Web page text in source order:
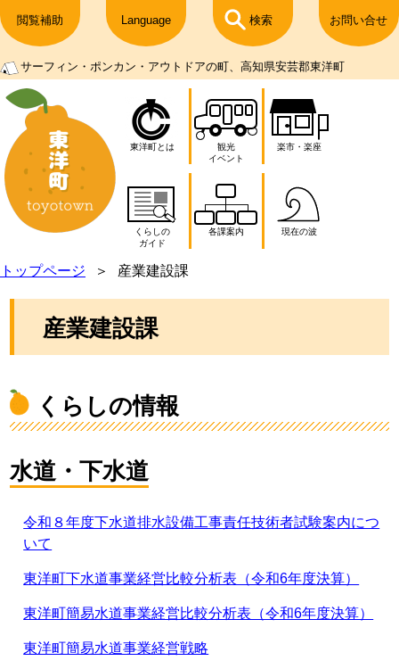
閲覧補助 Language 検索 お問い合せ
サーフィン・ポンカン・アウトドアの町、高知県安芸郡東洋町
東洋町とは
観光
イベント
楽市・楽座
くらしの
ガイド
各課案内 現在の波
トップページ 産業建設課
産業建設課
くらしの情報
水道・下水道
令和８年度下水道排水設備工事責任技術者試験案内につ
いて
東洋町下水道事業経営比較分析表（令和6年度決算）
東洋町簡易水道事業経営比較分析表（令和6年度決算）
東洋町簡易水道事業経営戦略